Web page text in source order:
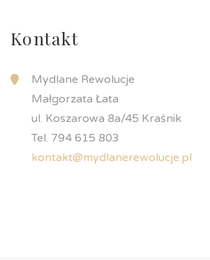
Kontakt
Mydlane Rewolucje
Małgorzata Łata
ul. Koszarowa 8a/45 Kraśnik
Tel. 794 615 803
kontakt@mydlanerewolucje.pl